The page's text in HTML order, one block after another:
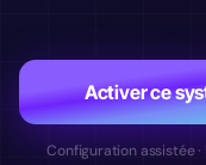
Activer ce
Configuration assistée ·